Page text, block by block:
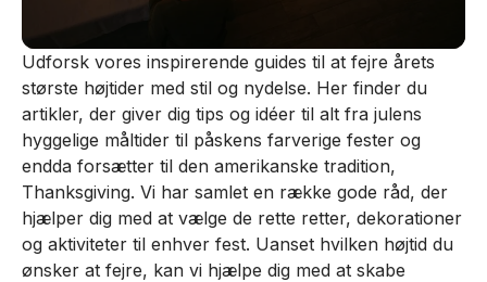
Udforsk vores inspirerende guides til at fejre årets
største højtider med stil og nydelse. Her finder du
artikler, der giver dig tips og idéer til alt fra julens
hyggelige måltider til påskens farverige fester og
endda forsætter til den amerikanske tradition,
Thanksgiving. Vi har samlet en række gode råd, der
hjælper dig med at vælge de rette retter, dekorationer
og aktiviteter til enhver fest. Uanset hvilken højtid du
ønsker at fejre, kan vi hjælpe dig med at skabe